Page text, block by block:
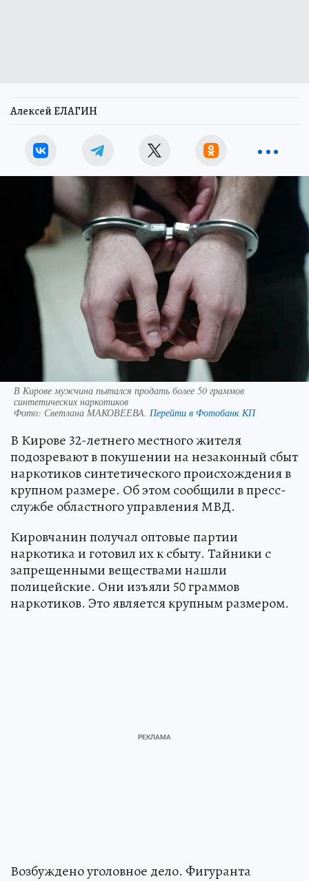
Алексей ЕЛАГИН
В Кирове мужчина пытался продать более 50 граммов
синтетических наркотиков
Фото: Светлана МАКОВЕЕВА. Перейти в Фотобанк КП
В Кирове 32-летнего местного жителя
подозревают в покушении на незаконный сбыт
наркотиков синтетического происхождения в
крупном размере. Об этом сообщили в пресс-
службе областного управления МВД.
Кировчанин получал оптовые партии
наркотика и готовил их к сбыту. Тайники с
запрещенными веществами нашли
полицейские. Они изъяли 50 граммов
наркотиков. Это является крупным размером.
Возбуждено уголовное дело. Фигуранта